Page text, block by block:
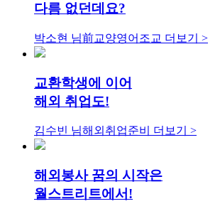
다름 없던데요?
박소현 님前교양영어조교 더보기 >
교환학생에 이어
해외 취업도!
김수빈 님해외취업준비 더보기 >
해외봉사 꿈의 시작은
월스트리트에서!